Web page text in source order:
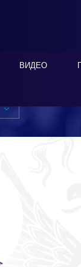
ВИДЕО